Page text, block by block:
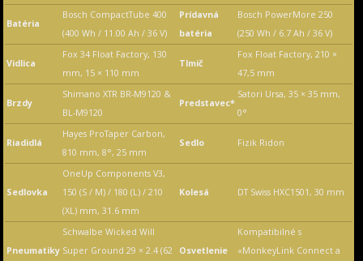
Batéria
Bosch CompactTube 400
(400 Wh / 11.00 Ah / 36 V)
Prídavná
batéria
Bosch PowerMore 250
(250 Wh / 6.7 Ah / 36 V)
Vidlica
Fox 34 Float Factory, 130
mm, 15 × 110 mm
Tlmič
Fox Float Factory, 210 ×
47,5 mm
Brzdy
Shimano XTR BR-M9120 &
BL-M9120
Predstavec*
Satori Ursa, 35 × 35 mm,
0°
Riadidlá
Hayes ProTaper Carbon,
810 mm, 8°, 25 mm
Sedlo Fizik Ridon
Sedlovka
OneUp Components V3,
150 (S / M) / 180 (L) / 210
(XL) mm, 31.6 mm
Kolesá DT Swiss HXC1501, 30 mm
Pneumatiky
Schwalbe Wicked Will
Super Ground 29 × 2.4 (62
Osvetlenie
Kompatibilné s
«MonkeyLink Connect a